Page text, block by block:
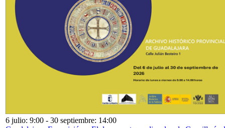
6 julio: 9:00 - 30 septiembre: 14:00